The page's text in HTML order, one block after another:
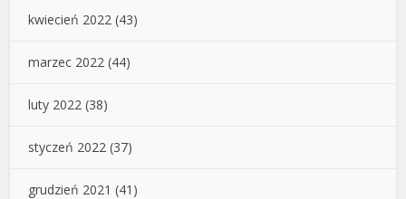
kwiecień 2022 (43)
marzec 2022 (44)
luty 2022 (38)
styczeń 2022 (37)
grudzień 2021 (41)